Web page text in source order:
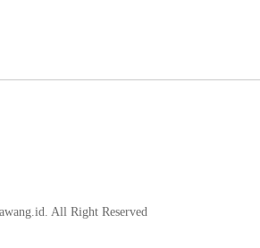
All Right Reserved